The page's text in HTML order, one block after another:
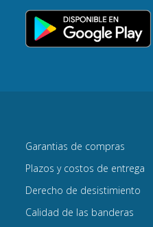
Garantias de compras
Plazos y costos de entrega
Derecho de desistimiento
Calidad de las banderas